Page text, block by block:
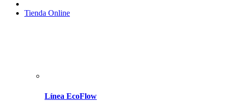
Tienda Online
Línea EcoFlow